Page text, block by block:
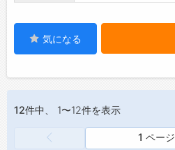
気になる
12件中、 1〜12件を表示
1 ページ